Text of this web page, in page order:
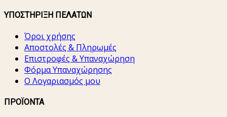
ΥΠΟΣΤΗΡΙΞΗ ΠΕΛΑΤΩΝ
Όροι χρήσης
Αποστολές & Πληρωμές
Επιστροφές & Υπαναχώρηση
Φόρμα Υπαναχώρησης
Ο Λογαριασμός μου
ΠΡΟΪΟΝΤΑ